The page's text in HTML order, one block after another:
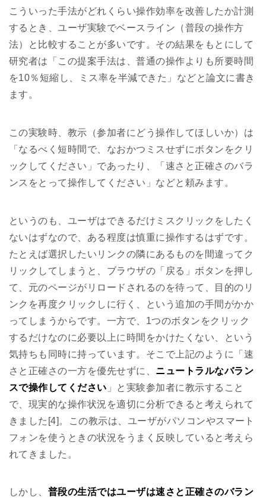
こういった手法がどれくらい操作効率を改善したか計測
するとき、ユーザ実験でベースライン（普段の操作方
法）と比較することが多いです。その結果をもとにして
研究者は「この提案手法は、普通の操作よりも所要時間
を10％短縮し、ミス率を半減できた」などと論文に書き
ます。
この実験時、教示（参加者にどう操作してほしいか）は
「なるべく短時間で、なおかつミスせずにボタンをクリ
ックしてください」であったり、「速さと正確さのバラ
ンスをとって操作してください」などと頼みます。
というのも、ユーザはできるだけミスクリックをしたく
ないはずなので、ある程度は慎重に操作するはずです。
たとえば選択したいリンクの隣にあるものを間違ってク
リックしてしまうと、ブラウザの「戻る」ボタンを押し
て、元のページがリロードされるのを待って、目的のリ
ンクを再度クリックしに行く、という追加の手間がかか
ってしまうからです。一方で、1つのボタンをクリック
するだけなのに必要以上に時間をかけたくない、という
気持ちも同時に持っています。そこで上記のように「速
さと正確さの一方を優先せずに、 ニュートラルなバラン
スで操作してください 」と実験参加者に教示すること
で、現実的な操作状況を適切に分析できると考えられて
きました[4]。この教示は、ユーザがパソコンやスマート
フォンを使うときの状況をうまく反映していると考えら
れてきました。
しかし、 普段の生活ではユーザは速さと正確さのバラン